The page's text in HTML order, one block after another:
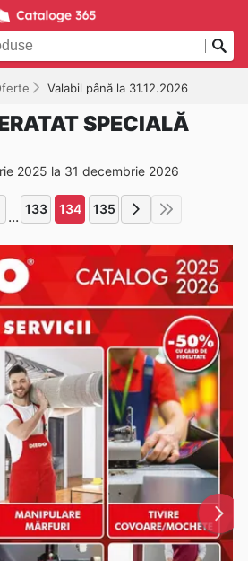
Valabil până la 31.12.2026
SPECIALĂ
2025 la 31 decembrie 2026
... 133 134 135